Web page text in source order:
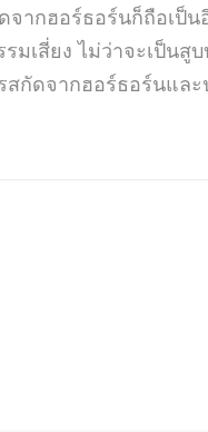
ากฮอร์ธอร์นก็ถือเป็
มเสี่ยง ไม่ว่าจะเป็น
กัดจากฮอร์ธอร์นแล